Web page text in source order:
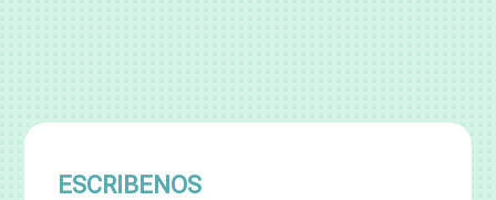
ESCRIBENOS